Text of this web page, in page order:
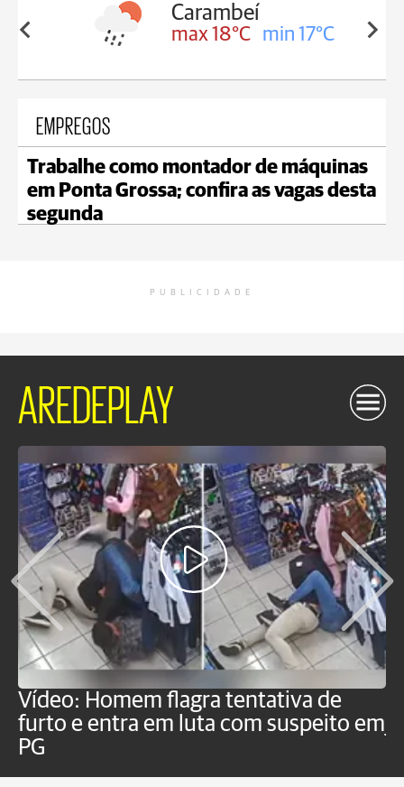
18°C
Carambeí
max 18°C min 17°C
EMPREGOS
Trabalhe como montador de máquinas
em Ponta Grossa; confira as vagas desta
segunda
PUBLICIDADE
AREDEPLAY
Vídeo: Homem flagra tentativa de
furto e entra em luta com suspeito em
PG